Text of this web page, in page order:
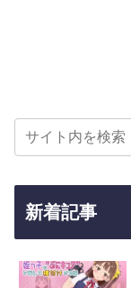
新着記事